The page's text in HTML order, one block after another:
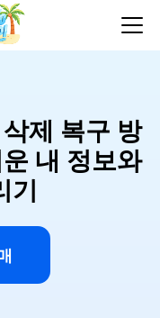
제 복구 방
내 정보와
기